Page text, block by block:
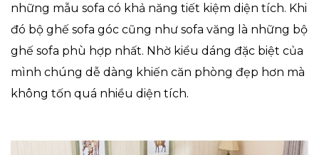
những mẫu sofa có khả năng tiết kiệm diện tích. Khi
đó bộ ghế sofa góc cũng như sofa văng là những bộ
ghế sofa phù hợp nhất. Nhờ kiểu dáng đặc biệt của
mình chúng dễ dàng khiến căn phòng đẹp hơn mà
không tốn quá nhiều diện tích.